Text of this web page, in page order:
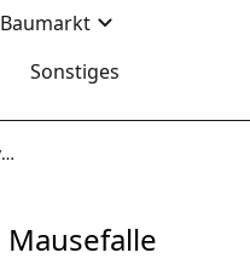
Baumarkt
Sonstiges
Mausefalle Lebendfalle Alive 228-534 hygienische Tierfalle im 10er Set
Mausefalle